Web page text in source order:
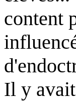
content
Il y